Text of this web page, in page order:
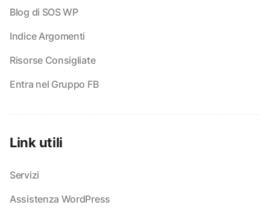
Blog di SOS WP
Indice Argomenti
Risorse Consigliate
Entra nel Gruppo FB
Link utili
Servizi
Assistenza WordPress